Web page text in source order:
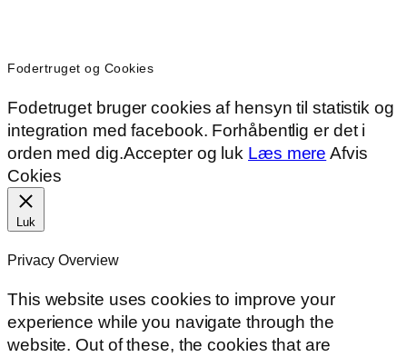
Fodertruget og Cookies
Fodetruget bruger cookies af hensyn til statistik og
integration med facebook. Forhåbentlig er det i
orden med dig.Accepter og luk Læs mere Afvis
Cokies
Luk
Privacy Overview
This website uses cookies to improve your
experience while you navigate through the
website. Out of these, the cookies that are